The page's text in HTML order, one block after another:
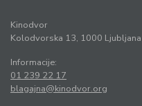
Kinodvor
Kolodvorska 13, 1000 Ljubljana
Informacije:
01 239 22 17
blagajna@kinodvor.org